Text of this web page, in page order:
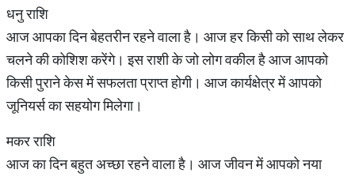
धनु राशि
आज आपका दिन बेहतरीन रहने वाला है। आज हर किसी को साथ लेकर
चलने की कोशिश करेंगे। इस राशी के जो लोग वकील है आज आपको
किसी पुराने केस में सफलता प्राप्त होगी। आज कार्यक्षेत्र में आपको
जूनियर्स का सहयोग मिलेगा।
मकर राशि
आज का दिन बहुत अच्छा रहने वाला है। आज जीवन में आपको नया